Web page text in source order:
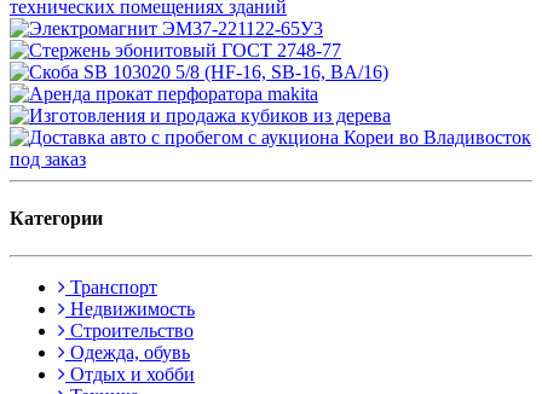
Категории
Транспорт
Недвижимость
Строительство
Одежда, обувь
Отдых и хобби